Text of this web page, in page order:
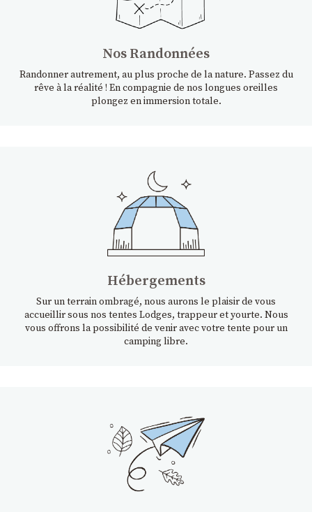
Nos Randonnées
Randonner autrement, au plus proche de la nature. Passez du
rêve à la réalité ! En compagnie de nos longues oreilles
plongez en immersion totale.
Hébergements
Sur un terrain ombragé, nous aurons le plaisir de vous
accueillir sous nos tentes Lodges, trappeur et yourte. Nous
vous offrons la possibilité de venir avec votre tente pour un
camping libre.